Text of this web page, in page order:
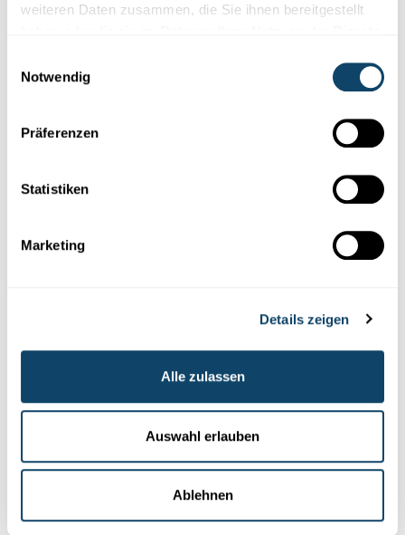
weiteren Daten zusammen, die Sie ihnen bereitgestellt
Notwendig
Präferenzen
Statistiken
Marketing
Details zeigen
Alle zulassen
Auswahl erlauben
Ablehnen
Über männlich und weiblich entscheidet die
Das Geschlecht prägt unser Leben von der Geburt bis zum Tod.
Wir sind entweder Mann oder Frau. Das glauben wir zumindest.
DEMENZ-PATIENTEN
Welche Aktivitäten werden empfohlen?